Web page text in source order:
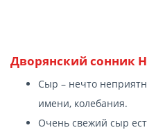
Дворянский сонник
Сыр – нечто
имени, колебания.
Очень свежий сыр